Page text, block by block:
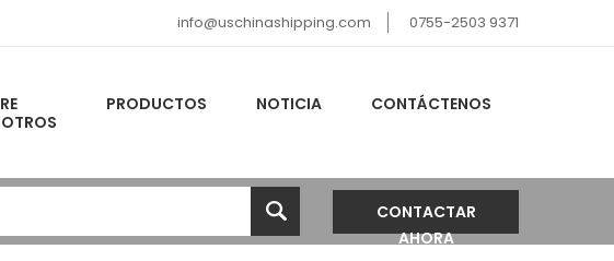
info@uschinashipping.com 0755-2503 9371
PRODUCTOS NOTICIA CONTÁCTENOS
CONTACTAR
AHORA